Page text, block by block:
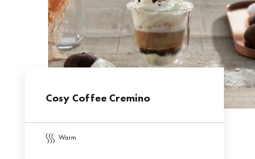
Cosy Coffee Cremino
warm